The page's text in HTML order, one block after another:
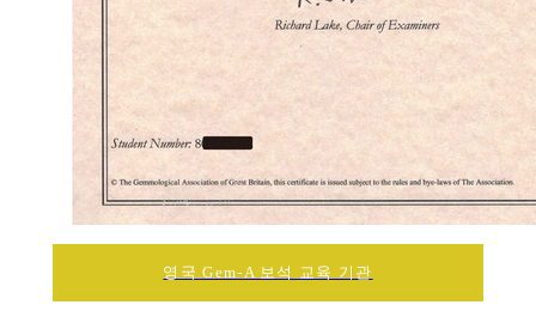
영국 Gem-A 보석 교육 기관